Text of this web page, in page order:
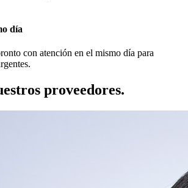
día
con atención en el mismo día para
proveedores.